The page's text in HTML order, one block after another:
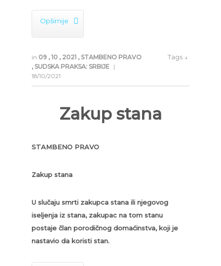
Opširnije 
in 09 , 10 , 2021 , STAMBENO PRAVO
, SUDSKA PRAKSA: SRBIJE |
18/10/2021
Tags ↓
Zakup stana
STAMBENO PRAVO
Zakup stana
U slučaju smrti zakupca stana ili njegovog
iseljenja iz stana, zakupac na tom stanu
postaje član porodičnog domaćinstva, koji je
nastavio da koristi stan.